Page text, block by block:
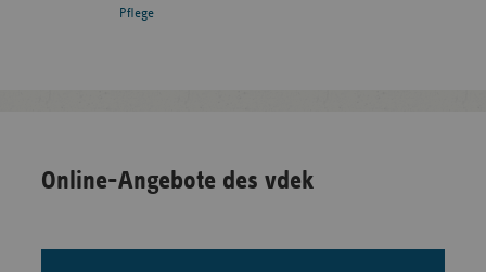
Pflege
Online-Angebote des vdek